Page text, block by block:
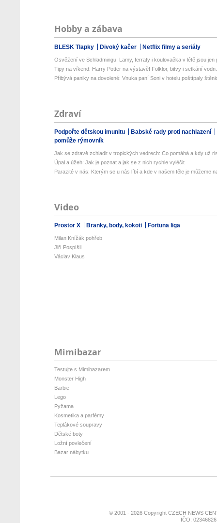
Hobby a zábava
BLESK Tlapky Divoký kačer Netflix filmy a seriály
Osvěžení ve Schladmingu: Lamy, ferraty i koulovačka v létě jsou jen
Tipy na víkend: Harry Potter na výstavě! Folklor, bitvy i setkání
Přibývá paniky na dovolené: Vnuka paní Soni v hotelu poštípaly
Zdraví
Podpořte dětskou imunitu
Babské rady proti nachlazení
pomůže rýmovník
Jak se zdravě zchladit v tropických vedrech: Co pomáhá a kdy už
Úpal a úžeh: Jak je poznat a jak se z nich rychle vyléčit
Parazité v nás: Kterým se u nás líbí a kde v našem těle je můžeme
Video
Prostor X Branky, body, kokoti Fortuna liga
Milan Knížák pohřeb
Jiří Pospíšil
Václav Klaus
Mimibazar
Testujte s Mimibazarem
Monster High
Barbie
Lego
Pyžama
Kosmetika a parfémy
Teplákové soupravy
Dětské boty
Ložní povlečení
Bazar nábytku
© 2001 - 2026 Copyright CZECH NEWS
IČO: